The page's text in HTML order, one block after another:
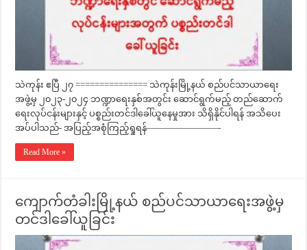
သဲကုန်း ဧပြီ ၂၇ =============== သဲကုန်းမြို့နယ် စည်ပင်သာယာရေး
အဖွဲ့မှ ၂၀၂၃-၂၀၂၄ ဘဏ္ဍာရေးနှစ်အတွင်း ဆောင်ရွက်မည့် တည်ဆောက်
ရေးလုပ်ငန်းများနှင့် ပစ္စည်းတင်ဒါခေါ်ယူနေမှုအား သိရှိနိုင်ပါရန် အသိပေး
အပ်ပါသည်- အပြည့်အစုံကြည့်ရှုရန်————————-
Read More »
ကျောက်တံခါးမြို့နယ် စည်ပင်သာယာရေးအဖွဲ့မှ
တင်ဒါခေါ်ယူခြင်း